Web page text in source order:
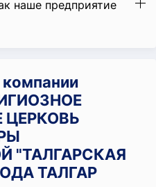
наше предприятие
ЦЕРКОВЬ
"ТАЛГАРСКАЯ
ТАЛГАР